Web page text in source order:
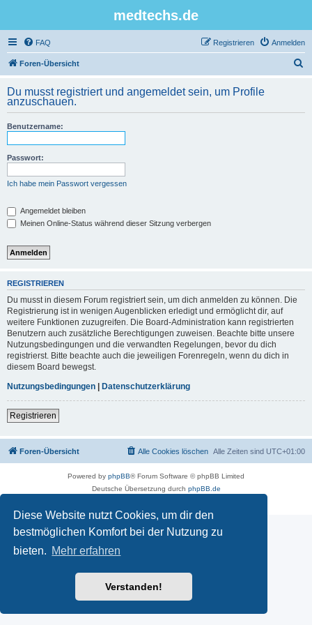
Diese Website nutzt Cookies, um dir den
bestmöglichen Komfort bei der Nutzung zu
bieten. Mehr erfahren
Verstanden!
medtechs.de
FAQ Anmelden
Registrieren
Foren-Übersicht
h
Du musst registriert und angemeldet sein, um Profile
anzuschauen.
Benutzername:
Passwort:
Ich habe mein Passwort vergessen
Angemeldet bleiben
Meinen Online-Status während dieser Sitzung verbergen
REGISTRIEREN
Du musst in diesem Forum registriert sein, um dich anmelden zu können. Die
Registrierung ist in wenigen Augenblicken erledigt und ermöglicht dir, auf
weitere Funktionen zuzugreifen. Die Board-Administration kann registrierten
Benutzern auch zusätzliche Berechtigungen zuweisen. Beachte bitte unsere
Nutzungsbedingungen und die verwandten Regelungen, bevor du dich
registrierst. Bitte beachte auch die jeweiligen Forenregeln, wenn du dich in
diesem Board bewegst.
Nutzungsbedingungen | Datenschutzerklärung
Registrieren
Foren-Übersicht Alle Zeiten sind UTC+01:00
Alle Cookies löschen
Powered by phpBB® Forum Software © phpBB Limited
Deutsche Übersetzung durch phpBB.de